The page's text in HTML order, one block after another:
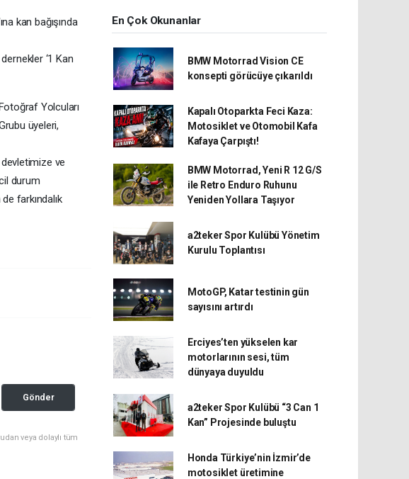
kan bağışında
dernekler ‘1 Kan
Yolcuları
üyeleri,
devletimize ve
durum
farkındalık
Gönder
veya dolaylı tüm
En Çok Okunanlar
BMW Motorrad Vision CE
konsepti görücüye çıkarıldı
Kapalı Otoparkta Feci Kaza:
Motosiklet ve Otomobil Kafa
Kafaya Çarpıştı!
BMW Motorrad, Yeni R 12 G/S
ile Retro Enduro Ruhunu
Yeniden Yollara Taşıyor
a2teker Spor Kulübü Yönetim
Kurulu Toplantısı
MotoGP, Katar testinin gün
sayısını artırdı
Erciyes’ten yükselen kar
motorlarının sesi, tüm
dünyaya duyuldu
a2teker Spor Kulübü “3 Can 1
Kan” Projesinde buluştu
Honda Türkiye’nin İzmir’de
motosiklet üretimine